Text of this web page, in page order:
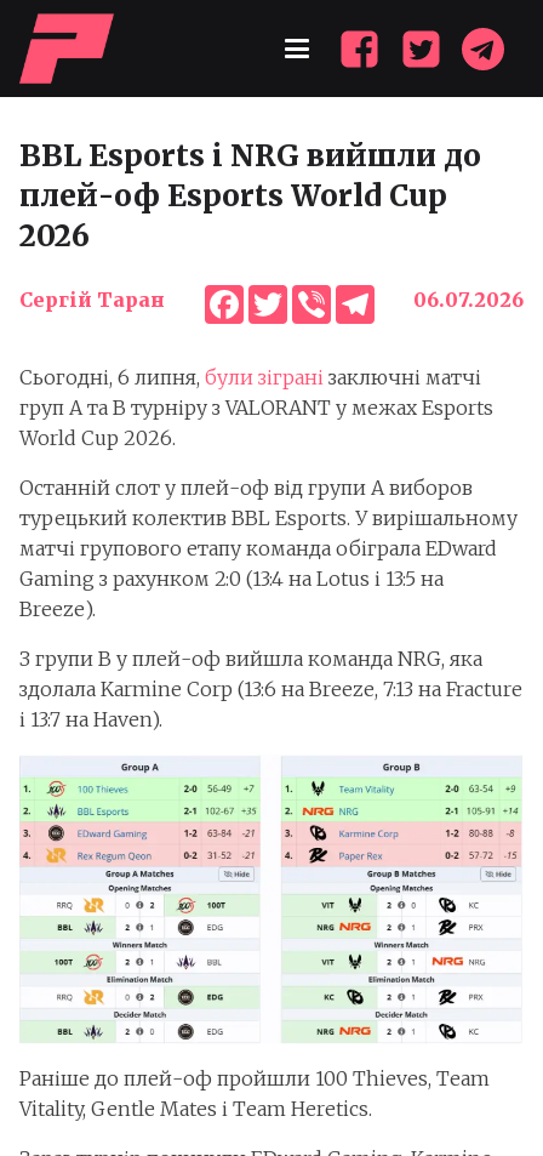
BBL Esports і NRG вийшли до
плей-оф Esports World Cup
2026
Сергій Таран Facebook
Twitter
ViberTelegram
06.07.2026
Сьогодні, 6 липня, були зіграні заключні матчі
груп A та B турніру з VALORANT у межах Esports
World Cup 2026.
Останній слот у плей-оф від групи A виборов
турецький колектив BBL Esports. У вирішальному
матчі групового етапу команда обіграла EDward
Gaming з рахунком 2:0 (13:4 на Lotus і 13:5 на
Breeze).
З групи B у плей-оф вийшла команда NRG, яка
здолала Karmine Corp (13:6 на Breeze, 7:13 на Fracture
і 13:7 на Haven).
Раніше до плей-оф пройшли 100 Thieves, Team
Vitality, Gentle Mates і Team Heretics.